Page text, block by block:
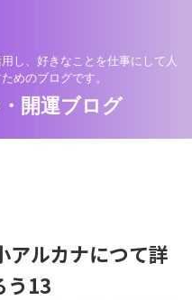
し、好きなことを仕事にして人
めのブログです。
開運ブログ
アルカナにつて詳
う13